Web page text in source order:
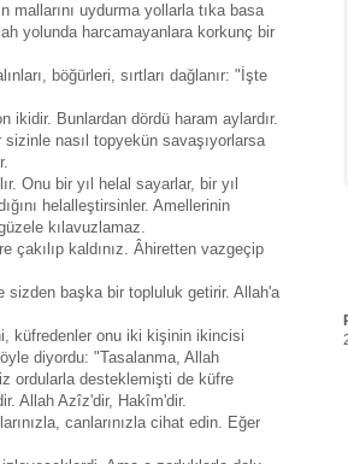
uydurma yollarla tıka basa
yolunda harcamayanlara korkunç bir
böğürleri, sırtları dağlanır: "İşte
ikidir. Bunlardan dördü haram aylardır.
nasıl topyekün savaşıyorlarsa
Onu bir yıl helal sayarlar, bir yıl
helalleştirsinler. Amellerinin
kılavuzlamaz.
kaldınız. Âhiretten vazgeçip
sizden başka bir topluluk getirir. Allah'a
küfredenler onu iki kişinin ikincisi
diyordu: "Tasalanma, Allah
ordularla desteklemişti de küfre
Allah Azîz'dir, Hakîm'dir.
canlarınızla cihat edin. Eğer